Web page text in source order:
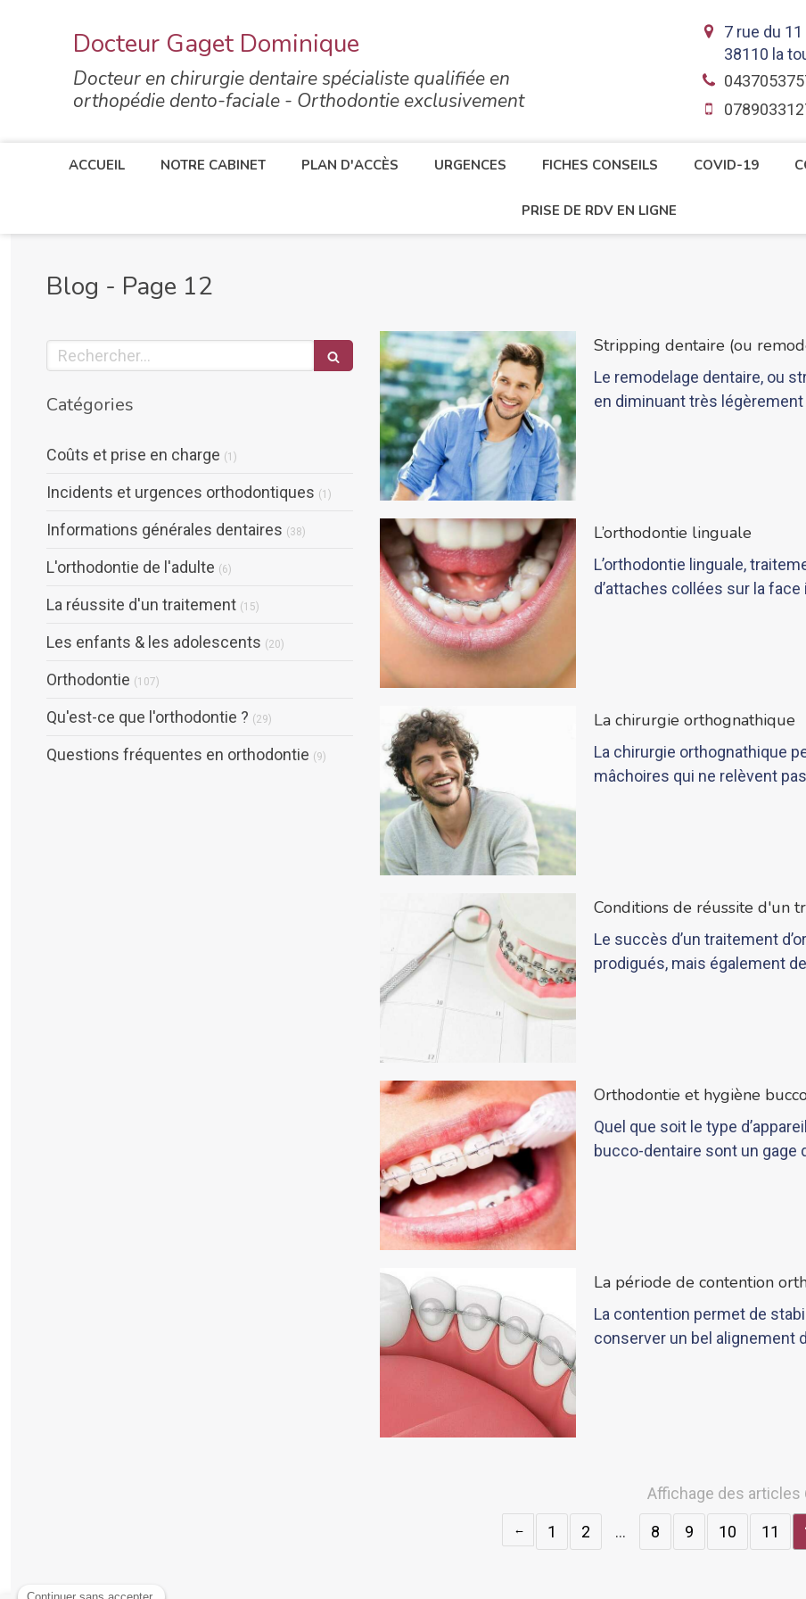
7 rue du
38110 la
Docteur Gaget Dominique
Docteur en chirurgie dentaire spécialiste qualifiée en
orthopédie dento-faciale - Orthodontie exclusivement
ACCUEIL NOTRE CABINET PLAN D'ACCÈS URGENCES FICHES CONSEILS COVID-19
PRISE DE RDV EN LIGNE
Blog - Page 12
Stripping dentaire (ou
Le remodelage dentaire, ou
en diminuant très légèrement
L’orthodontie linguale
L’orthodontie linguale,
d’attaches collées sur la
La chirurgie orthognathique
La chirurgie orthognathique
mâchoires qui ne relèvent
Conditions de réussite d'un
Le succès d’un traitement
prodigués, mais également
Orthodontie et hygiène
Quel que soit le type
bucco-dentaire sont un gage
La période de contention
La contention permet de
conserver un bel alignement
Affichage des articles
1 2 … 8 9 10 11
Rechercher
Catégories
Coûts et prise en charge (1)
Incidents et urgences orthodontiques (1)
Articles Count
Informations générales dentaires (38)
L'orthodontie de l'adulte (6)
La réussite d'un traitement (15)
Les enfants & les adolescents (20)
Orthodontie (107)
Qu'est-ce que l'orthodontie ? (29)
Questions fréquentes en orthodontie (9)
Articles Count